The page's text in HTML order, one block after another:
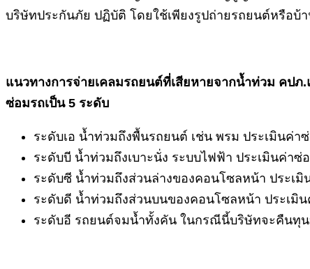
บริษัทประกันภัย ปฏิบัติ โดยใช้เพียงรูปถ่ายรถยนต์หรือบ้
แนวทางการจ่ายเคลมรถยนต์ที่เสียหายจากน้ำท่วม คป
ซ่อมรถเป็น 5 ระดับ
ระดับเอ น้ำท่วมถึงพื้นรถยนต์ เช่น พรม ประเมินค่า
ระดับบี น้ำท่วมถึงเบาะนั่ง ระบบไฟฟ้า ประเมินค่าซ่
ระดับซี น้ำท่วมถึงส่วนล่างของคอนโซลหน้า ประเมิ
ระดับดี น้ำท่วมถึงส่วนบนของคอนโซลหน้า ประเมิ
ระดับอี รถยนต์จมน้ำทั้งคัน ในกรณีนี้บริษัทจะคืนทุ